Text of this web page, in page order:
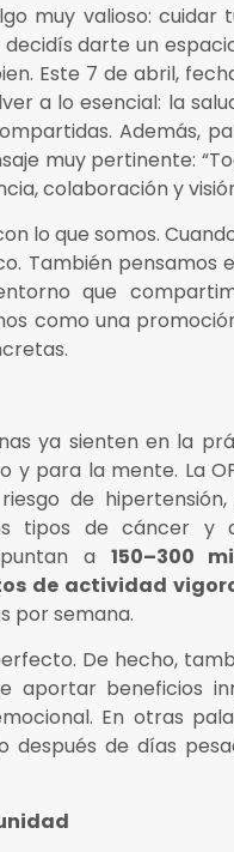
muy valioso: cuidar
darte un
Este 7 de abril,
a lo esencial: la
Además,
muy pertinente:
colaboración y
lo que somos.
También pensamos
que
como una
ya sienten en la
para la mente. La
de
tipos de cáncer y
a 150–300
de actividad
por semana.
De hecho,
aportar beneficios
En otras
de días